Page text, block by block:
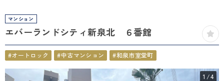
マンション
エバーランドシティ新泉北 ６番館
#オートロック #中古マンション #和泉市室堂町
1 /4